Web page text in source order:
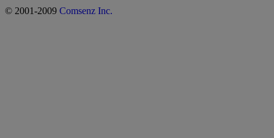
© 2001-2009 Comsenz Inc.